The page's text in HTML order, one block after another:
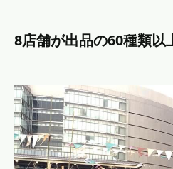
8店舗が出品の60種類